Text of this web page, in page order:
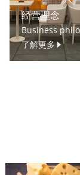
经营理念
Business
了解更多